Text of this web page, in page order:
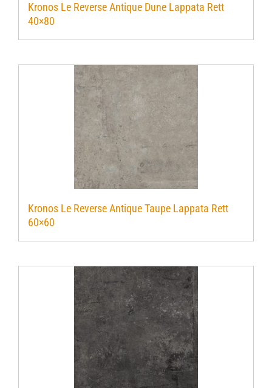
Kronos Le Reverse Antique Dune Lappata Rett
40×80
Kronos Le Reverse Antique Taupe Lappata Rett
60×60